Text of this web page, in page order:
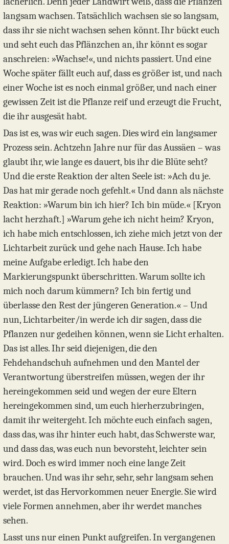
langsam wachsen. Tatsächlich wachsen sie so langsam,
dass ihr sie nicht wachsen sehen könnt. Ihr bückt euch
und seht euch das Pflänzchen an, ihr könnt es sogar
anschreien: »Wachse!«, und nichts passiert. Und eine
Woche später fällt euch auf, dass es größer ist, und nach
einer Woche ist es noch einmal größer, und nach einer
gewissen Zeit ist die Pflanze reif und erzeugt die Frucht,
die ihr ausgesät habt.
Das ist es, was wir euch sagen. Dies wird ein langsamer
Prozess sein. Achtzehn Jahre nur für das Aussäen – was
glaubt ihr, wie lange es dauert, bis ihr die Blüte seht?
Und die erste Reaktion der alten Seele ist: »Ach du je.
Das hat mir gerade noch gefehlt.« Und dann als nächste
Reaktion: »Warum bin ich hier? Ich bin müde.« [Kryon
lacht herzhaft.] »Warum gehe ich nicht heim? Kryon,
ich habe mich entschlossen, ich ziehe mich jetzt von der
Lichtarbeit zurück und gehe nach Hause. Ich habe
meine Aufgabe erledigt. Ich habe den
Markierungspunkt überschritten. Warum sollte ich
mich noch darum kümmern? Ich bin fertig und
überlasse den Rest der jüngeren Generation.« – Und
nun, Lichtarbeiter/in werde ich dir sagen, dass die
Pflanzen nur gedeihen können, wenn sie Licht erhalten.
Das ist alles. Ihr seid diejenigen, die den
Fehdehandschuh aufnehmen und den Mantel der
Verantwortung überstreifen müssen, wegen der ihr
hereingekommen seid und wegen der eure Eltern
hereingekommen sind, um euch hierherzubringen,
damit ihr weitergeht. Ich möchte euch einfach sagen,
dass das, was ihr hinter euch habt, das Schwerste war,
und dass das, was euch nun bevorsteht, leichter sein
wird. Doch es wird immer noch eine lange Zeit
brauchen. Und was ihr sehr, sehr, sehr langsam sehen
werdet, ist das Hervorkommen neuer Energie. Sie wird
viele Formen annehmen, aber ihr werdet manches
sehen.
Lasst uns nur einen Punkt aufgreifen. In vergangenen